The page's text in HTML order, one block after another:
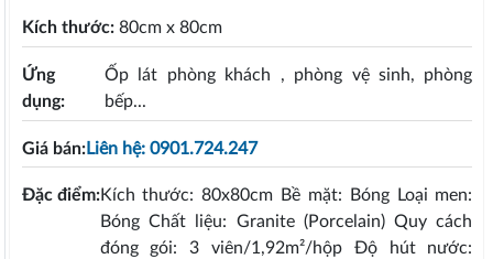
Kích thước: 80cm x 80cm
Ứng
dụng:
Ốp lát phòng khách , phòng vệ sinh, phòng
bếp...
Giá bán:Liên hệ: 0901.724.247
Đặc điểm:Kích thước: 80x80cm Bề mặt: Bóng Loại men:
Bóng Chất liệu: Granite (Porcelain) Quy cách
đóng gói: 3 viên/1,92m²/hộp Độ hút nước: